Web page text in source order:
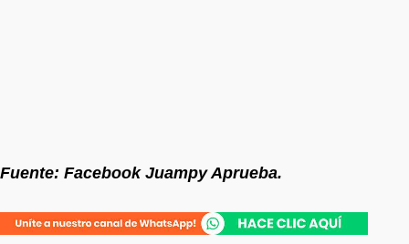
Fuente: Facebook Juampy Aprueba.